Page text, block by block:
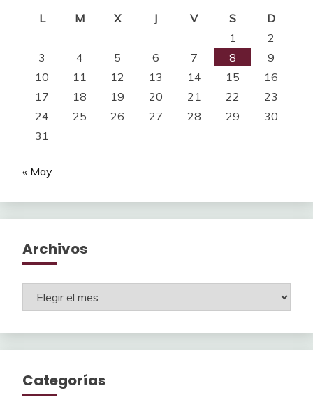
L
M X J V S
D
1
2
3
4 5 6 7 8
9
10
11 12 13 14 15
16
17
18 19 20 21 22
23
24
25 26 27 28 29
30
31
« May
Archivos
Archivos
Categorías